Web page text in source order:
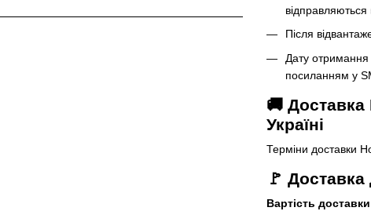
Після
Дату отримання
посиланням у
🚚
Україні
Терміни доставки
🚩 Доставка
Вартість